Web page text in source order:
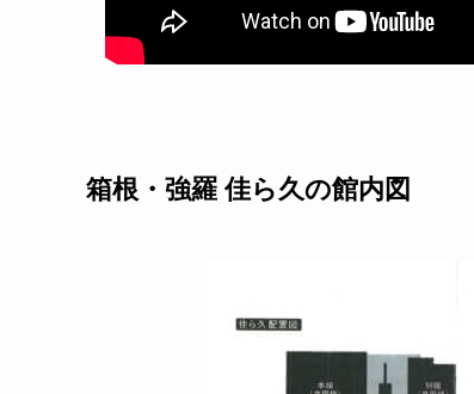
箱根・強羅 佳ら久の館内図